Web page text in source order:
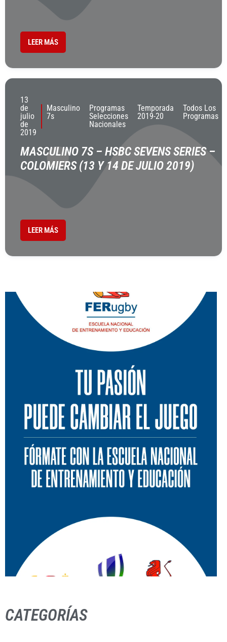
LEER MÁS
13
de
julio
de
2019
Masculino
7s
Programas
Selecciones
Nacionales
Temporada
2019-20
Todos Los
Programas
MASCULINO 7S – HSBC SEVENS SERIES –
COLOMIERS (13 Y 14 DE JULIO 2019)
LEER MÁS
CATEGORÍAS